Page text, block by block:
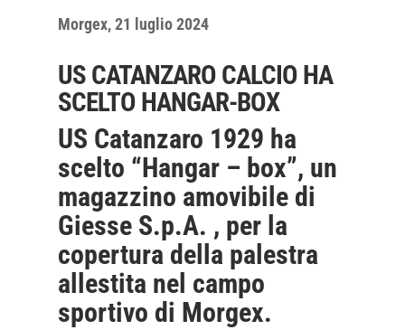
Morgex, 21 luglio 2024
US CATANZARO CALCIO HA
SCELTO HANGAR-BOX
US Catanzaro 1929 ha
scelto “Hangar – box”, un
magazzino amovibile di
Giesse S.p.A. , per la
copertura della palestra
allestita nel campo
sportivo di Morgex.